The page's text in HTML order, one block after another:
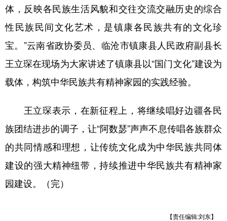
体，反映各民族生活风貌和交往交流交融历史的综合
性民族民间文化艺术，是镇康各民族共有的文化珍
宝。”云南省政协委员、临沧市镇康县人民政府副县长
王立琛在现场为大家讲述了镇康县以“国门文化”建设为
载体，构筑中华民族共有精神家园的实践经验。
王立琛表示，在新征程上，将继续唱好边疆各民
族团结进步的调子，让“阿数瑟”声声不息传唱各族群众
的共同情感和理想，让传统文化成为中华民族共同体
建设的强大精神纽带，持续推进中华民族共有精神家
园建设。（完）
【责任编辑:刘东】